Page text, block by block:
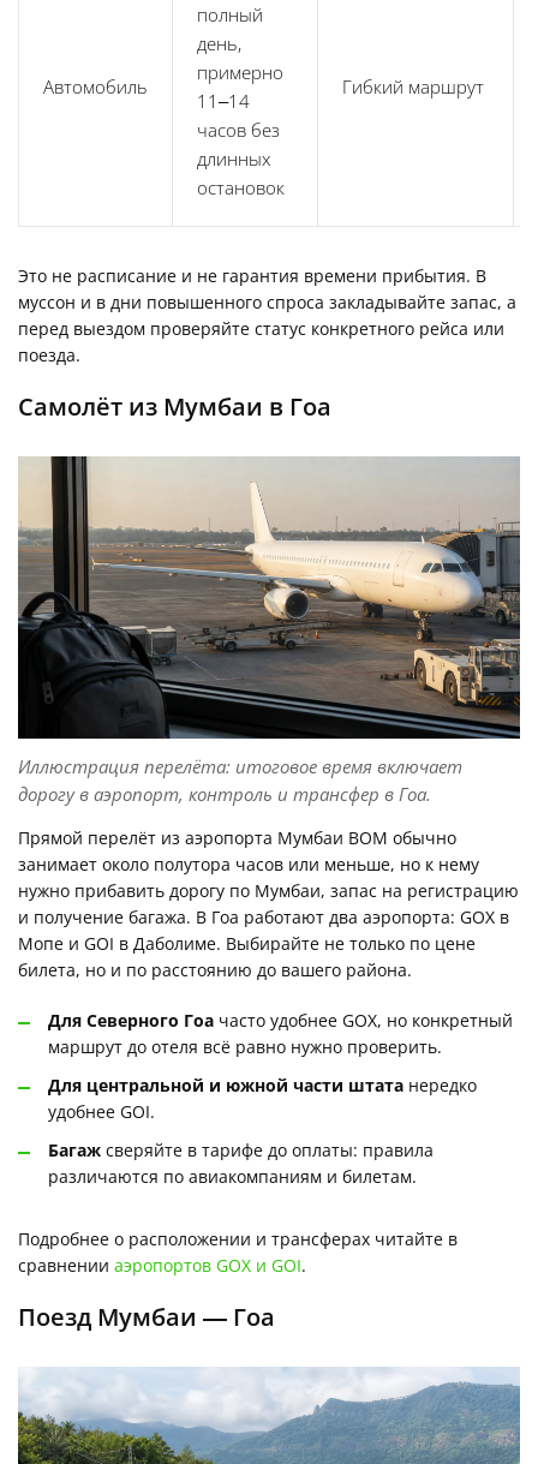
Автомобиль
полный
день,
примерно
11–14
часов без
длинных
остановок
Гибкий маршрут
Это не расписание и не гарантия времени прибытия. В
муссон и в дни повышенного спроса закладывайте запас, а
перед выездом проверяйте статус конкретного рейса или
поезда.
Самолёт из Мумбаи в Гоа
Иллюстрация перелёта: итоговое время включает
дорогу в аэропорт, контроль и трансфер в Гоа.
Прямой перелёт из аэропорта Мумбаи BOM обычно
занимает около полутора часов или меньше, но к нему
нужно прибавить дорогу по Мумбаи, запас на регистрацию
и получение багажа. В Гоа работают два аэропорта: GOX в
Мопе и GOI в Даболиме. Выбирайте не только по цене
билета, но и по расстоянию до вашего района.
Для Северного Гоа часто удобнее GOX, но конкретный
маршрут до отеля всё равно нужно проверить.
Для центральной и южной части штата нередко
удобнее GOI.
Багаж сверяйте в тарифе до оплаты: правила
различаются по авиакомпаниям и билетам.
Подробнее о расположении и трансферах читайте в
сравнении аэропортов GOX и GOI.
Поезд Мумбаи — Гоа